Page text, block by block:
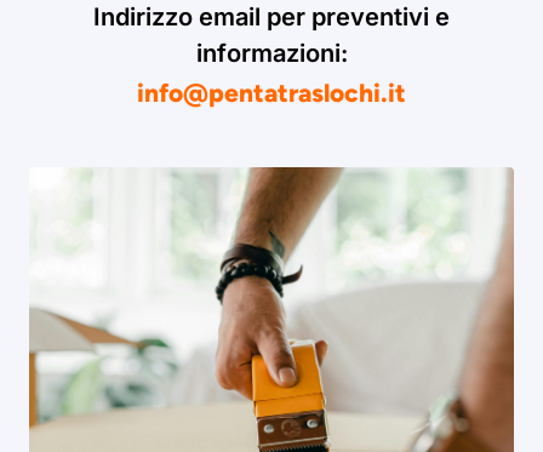
Indirizzo email per preventivi e
informazioni:
info@pentatraslochi.it